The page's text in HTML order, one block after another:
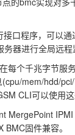
口程序，可以
器进行全局远程
每个千兆字节服
mem/hdd/
CLI可以使用这
MergePoint
BMC固件兼容。